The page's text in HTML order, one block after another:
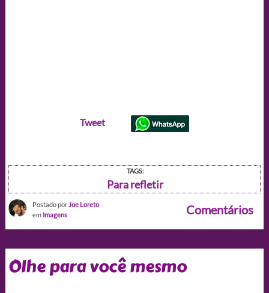
Tweet
TAGS:
Para refletir
Postado por Joe Loreto
em Imagens Comentários
Olhe para você mesmo